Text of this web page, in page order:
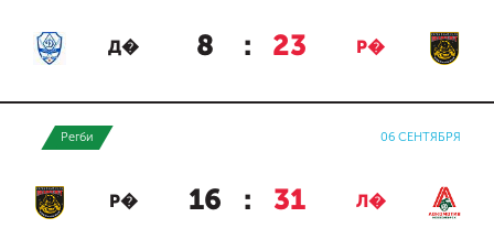
Д� 8 : 23 Р�
Регби 06 СЕНТЯБРЯ
Р� 16 : 31 Л�